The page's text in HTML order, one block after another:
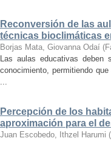
Reconversión de las
técnicas bioclimáticas
Borjas Mata, Giovanna Odaí (
Las aulas educativas deben
conocimiento, permitiendo
...
Percepción de los
aproximación para el
Juan Escobedo, Ithzel Harumi (